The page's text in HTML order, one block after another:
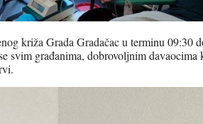
križa Grada Gradačac u terminu 09:30
svim građanima, dobrovoljnim davaocima